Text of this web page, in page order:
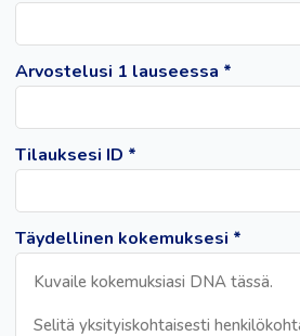
Arvostelusi 1 lauseessa *
Tilauksesi ID *
Täydellinen kokemuksesi *